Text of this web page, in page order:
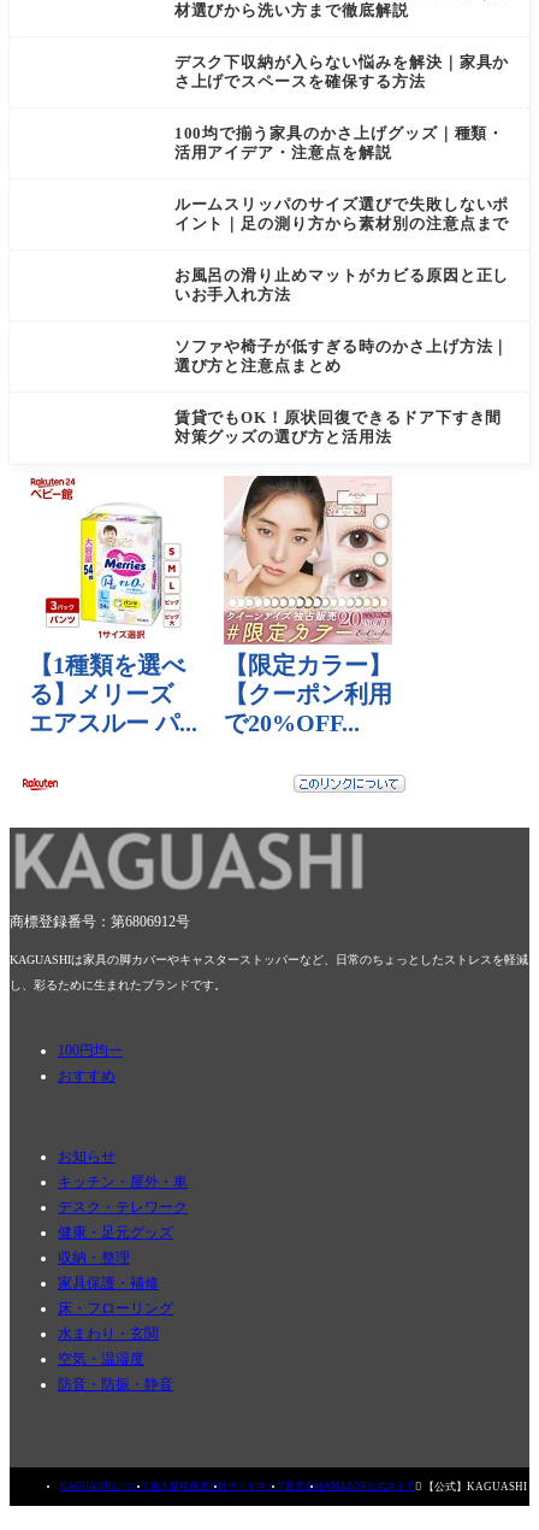
材選びから洗い方まで徹底解説
デスク下収納が入らない悩みを解決｜家具か
さ上げでスペースを確保する方法
100均で揃う家具のかさ上げグッズ｜種類・
活用アイデア・注意点を解説
ルームスリッパのサイズ選びで失敗しないポ
イント｜足の測り方から素材別の注意点まで
お風呂の滑り止めマットがカビる原因と正し
いお手入れ方法
ソファや椅子が低すぎる時のかさ上げ方法｜
選び方と注意点まとめ
賃貸でもOK！原状回復できるドア下すき間
対策グッズの選び方と活用法
商標登録番号：第6806912号
KAGUASHIは家具の脚カバーやキャスターストッパーなど、日常のちょっとしたストレスを軽減
し、彩るために生まれたブランドです。
100円均一
おすすめ
お知らせ
キッチン・屋外・車
デスク・テレワーク
健康・足元グッズ
収納・整理
家具保護・補修
床・フローリング
水まわり・玄関
空気・温湿度
防音・防振・静音
KAGUASHIについて個人情報保護方針サイトマップ運営会社AMAZON公式ストア 【公式】KAGUASHI